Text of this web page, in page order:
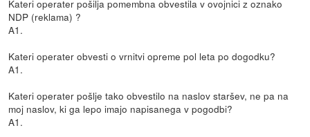
Kateri operater pošilja pomembna obvestila v ovojnici z oznako
NDP (reklama) ?
A1.
Kateri operater obvesti o vrnitvi opreme pol leta po dogodku?
A1.
Kateri operater pošlje tako obvestilo na naslov staršev, ne pa na
moj naslov, ki ga lepo imajo napisanega v pogodbi?
A1.